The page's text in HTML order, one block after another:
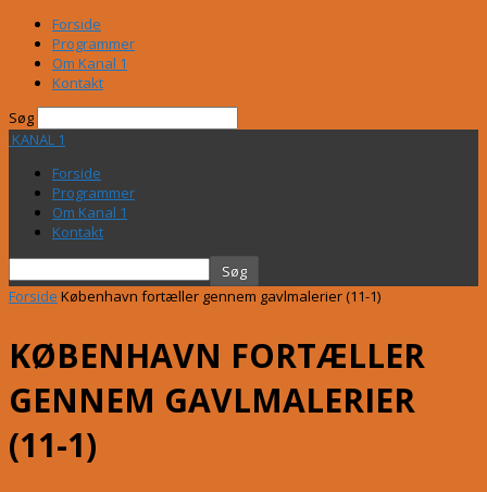
Forside
Programmer
Om Kanal 1
Kontakt
Søg
KANAL 1
Forside
Programmer
Om Kanal 1
Kontakt
Forside København fortæller gennem gavlmalerier (11-1)
KØBENHAVN FORTÆLLER
GENNEM GAVLMALERIER
(11-1)